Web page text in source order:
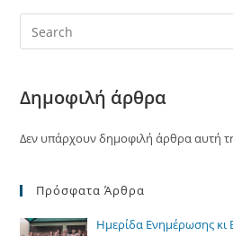
Παντελεήμονα
Δημοφιλή άρθρα
Δεν υπάρχουν δημοφιλή άρθρα αυτή
Πρόσφατα Άρθρα
Ημερίδα Ενημέρωσης κι